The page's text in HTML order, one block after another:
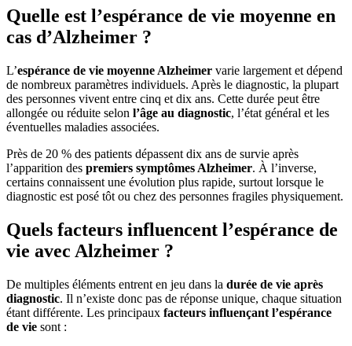
Quelle est l’espérance de vie moyenne en
cas d’Alzheimer ?
L’espérance de vie moyenne Alzheimer varie largement et dépend
de nombreux paramètres individuels. Après le diagnostic, la plupart
des personnes vivent entre cinq et dix ans. Cette durée peut être
allongée ou réduite selon l’âge au diagnostic, l’état général et les
éventuelles maladies associées.
Près de 20 % des patients dépassent dix ans de survie après
l’apparition des premiers symptômes Alzheimer. À l’inverse,
certains connaissent une évolution plus rapide, surtout lorsque le
diagnostic est posé tôt ou chez des personnes fragiles physiquement.
Quels facteurs influencent l’espérance de
vie avec Alzheimer ?
De multiples éléments entrent en jeu dans la durée de vie après
diagnostic. Il n’existe donc pas de réponse unique, chaque situation
étant différente. Les principaux facteurs influençant l’espérance
de vie sont :